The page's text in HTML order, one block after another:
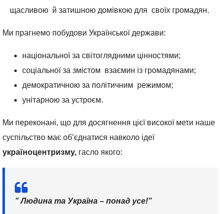
щасливою й затишною домівкою для своїх громадян.
Ми прагнемо побудови Української держави:
національної за світоглядними цінностями;
соціальної за змістом взаємин із громадянами;
демократичною за політичним режимом;
унітарною за устроєм.
Ми переконані, що для досягнення цієї високої мети наше
суспільство має об’єднатися навколо ідеї
україноцентризму, гасло якого:
” Людина та Україна – понад усе!”